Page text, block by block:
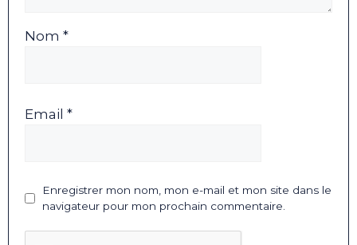
Nom *
Email *
Enregistrer mon nom, mon e-mail et mon site dans le
navigateur pour mon prochain commentaire.